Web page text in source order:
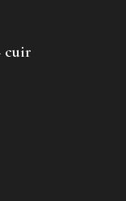
cuir